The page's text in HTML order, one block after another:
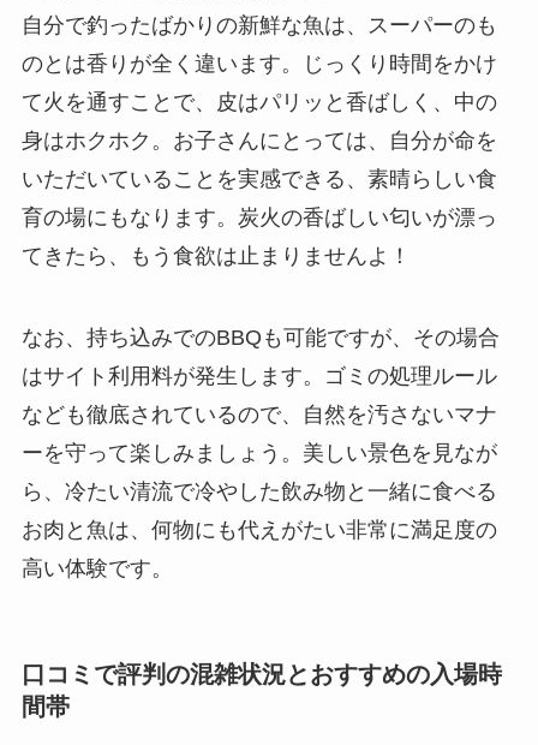
自分で釣ったばかりの新鮮な魚は、スーパーのも
のとは香りが全く違います。じっくり時間をかけ
て火を通すことで、皮はパリッと香ばしく、中の
身はホクホク。お子さんにとっては、自分が命を
いただいていることを実感できる、素晴らしい食
育の場にもなります。炭火の香ばしい匂いが漂っ
てきたら、もう食欲は止まりませんよ！
なお、持ち込みでのBBQも可能ですが、その場合
はサイト利用料が発生します。ゴミの処理ルール
なども徹底されているので、自然を汚さないマナ
ーを守って楽しみましょう。美しい景色を見なが
ら、冷たい清流で冷やした飲み物と一緒に食べる
お肉と魚は、何物にも代えがたい非常に満足度の
高い体験です。
口コミで評判の混雑状況とおすすめの入場時
間帯